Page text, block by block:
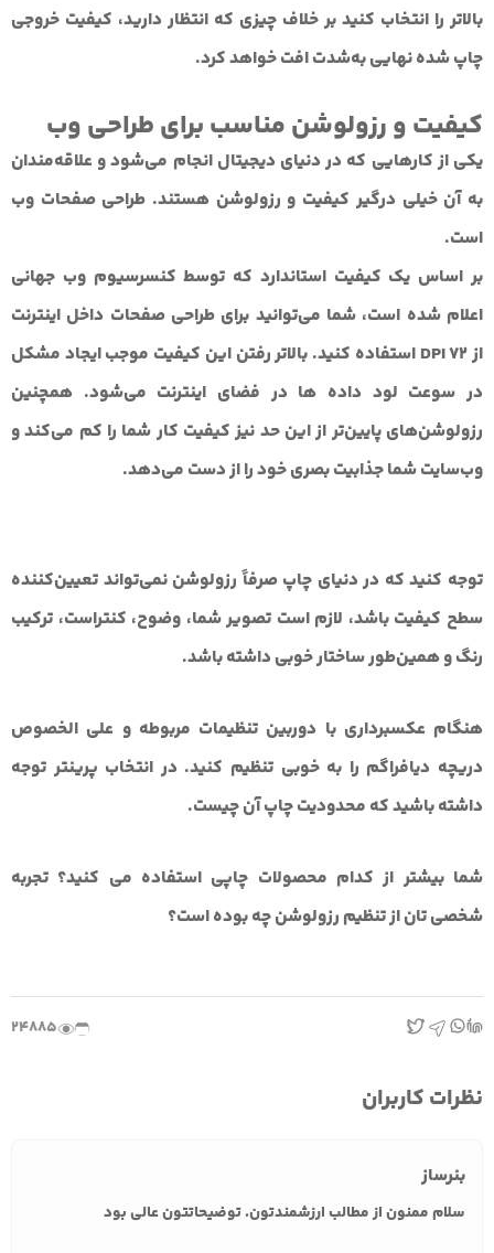
بالاتر را انتخاب کنید بر خلاف چیزی که انتظار دارید، کیفیت خروجی
چاپ شده نهایی به‌شدت افت خواهد کرد.
کیفیت و رزولوشن مناسب برای طراحی وب
یکی از کارهایی که در دنیای دیجیتال انجام می‌شود و علاقه‌مندان
به آن خیلی درگیر کیفیت و رزولوشن هستند. طراحی صفحات وب
است.
بر اساس یک کیفیت استاندارد که توسط کنسرسیوم وب جهانی
اعلام شده است، شما می‌توانید برای طراحی صفحات داخل اینترنت
از72 DPI
استفاده کنید. بالاتر رفتن این کیفیت موجب ایجاد مشکل
در سوعت لود داده ها در فضای اینترنت می‌شود. همچنین
رزولوشن‌های پایین‌تر از این حد نیز کیفیت کار شما را کم می‌کند و
وب‌سایت شما جذابیت بصری خود را از دست می‌دهد.
توجه کنید که در دنیای چاپ صرفاً رزولوشن نمی‌تواند تعیین‌کننده
سطح کیفیت باشد، لازم است تصویر شما، وضوح، کنتراست، ترکیب
رنگ و همین‌طور ساختار خوبی داشته باشد.
هنگام عکسبرداری با دوربین تنظیمات مربوطه و علی الخصوص
دریچه دیافراگم را به خوبی تنظیم کنید. در انتخاب پرینتر توجه
داشته باشید که محدودیت چاپ آن چیست.
شما بیشتر از کدام محصولات چاپی استفاده می کنید؟ تجربه
شخصی تان از تنظیم رزولوشن چه بوده است؟
24885
نظرات کاربران
بنرساز
سلام ممنون از مطالب ارزشمندتون. توضیحاتتون عالی بود